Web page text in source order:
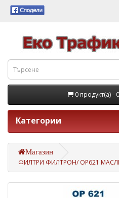
0 продукт(а) -
Категории
Магазин
ФИЛТРИ ФИЛТРОН/ OP621